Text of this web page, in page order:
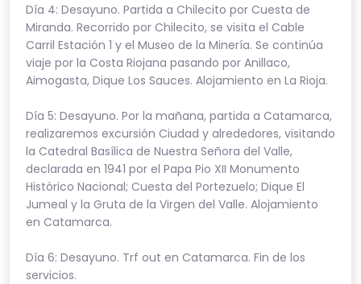
Día 4: Desayuno. Partida a Chilecito por Cuesta de
Miranda. Recorrido por Chilecito, se visita el Cable
Carril Estación 1 y el Museo de la Minería. Se continúa
viaje por la Costa Riojana pasando por Anillaco,
Aimogasta, Dique Los Sauces. Alojamiento en La Rioja.
Día 5: Desayuno. Por la mañana, partida a Catamarca,
realizaremos excursión Ciudad y alrededores, visitando
la Catedral Basílica de Nuestra Señora del Valle,
declarada en 1941 por el Papa Pio XII Monumento
Histórico Nacional; Cuesta del Portezuelo; Dique El
Jumeal y la Gruta de la Virgen del Valle. Alojamiento
en Catamarca.
Día 6: Desayuno. Trf out en Catamarca. Fin de los
servicios.